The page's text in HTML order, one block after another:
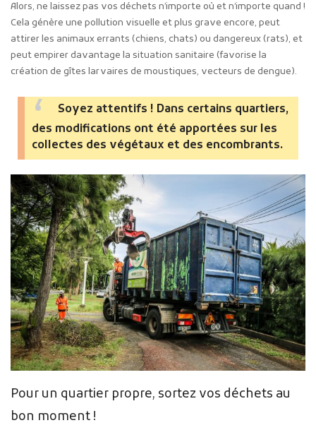
Alors, ne laissez pas vos déchets n’importe où et n’importe quand !
Cela génère une pollution visuelle et plus grave encore, peut
attirer les animaux errants (chiens, chats) ou dangereux (rats), et
peut empirer davantage la situation sanitaire (favorise la
création de gîtes larvaires de moustiques, vecteurs de dengue).
Soyez attentifs ! Dans certains quartiers,
des modifications ont été apportées sur les
collectes des végétaux et des encombrants.
Pour un quartier propre, sortez vos déchets au
bon moment !